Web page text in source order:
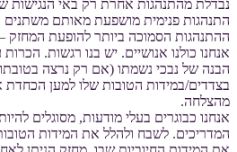
נבדלת מהתנהגות אחרת רק באי הנגישות
התנהגות פנימית מושפעת מאותם משתנים
ההתנהגות הסמוכה ביותר להופעת המחזק
אנחנו כולנו אנושיים. יש בנו רגשות.
הבנה של נבכי נשמתו (אם רק נרצה
בצדדים/במידות הטובות שלו למען הכחדת
מהצלחה.
אנחנו כבוגרים בעלי מודעות, מסוגלים
המדריכים. לשבח ולהלל את המידות